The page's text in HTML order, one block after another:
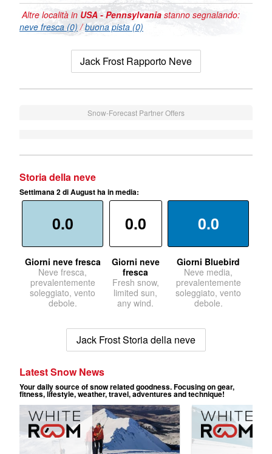
Altre località in USA - Pennsylvania stanno segnalando:
neve fresca (0) /buona pista (0)
Jack Frost Rapporto Neve
Snow-Forecast Partner Offers
Storia della neve
Settimana 2 di August ha in media:
0.0
Giorni neve fresca
Neve fresca,
prevalentemente
soleggiato, vento
debole.
0.0
Giorni neve
fresca
Fresh snow,
limited sun,
any wind.
0.0
Giorni Bluebird
Neve media,
prevalentemente
soleggiato, vento
debole.
Jack Frost Storia della neve